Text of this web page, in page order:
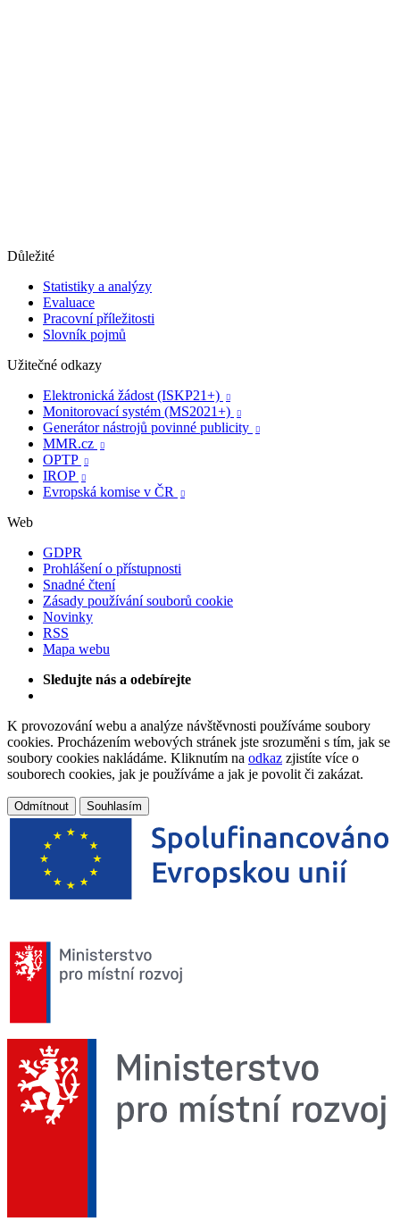
Důležité
Statistiky a analýzy
Evaluace
Pracovní příležitosti
Slovník pojmů
Užitečné odkazy
Elektronická žádost (ISKP21+)

Monitorovací systém (MS2021+) 
Generátor nástrojů povinné publicity 
MMR.cz 
OPTP 
IROP 
Evropská komise v ČR 
Web
GDPR
Prohlášení o přístupnosti
Snadné čtení
Zásady používání souborů cookie
Novinky
RSS
Mapa webu
Sledujte nás a odebírejte
K provozování webu a analýze návštěvnosti používáme soubory
cookies. Procházením webových stránek jste srozuměni s tím, jak se
soubory cookies nakládáme. Kliknutím na odkaz zjistíte více o
souborech cookies, jak je používáme a jak je povolit či zakázat.
Odmítnout Souhlasím